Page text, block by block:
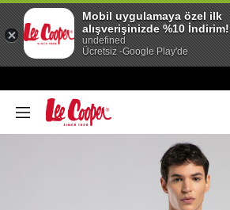
Mobil uygulamaya özel ilk
alışverişinizde %10 İndirim!
undefined
Ücretsiz -Google Play'de